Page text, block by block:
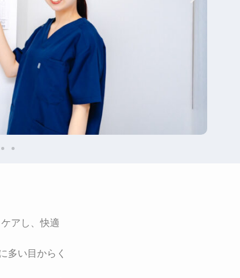
アし、快適
多い目からく